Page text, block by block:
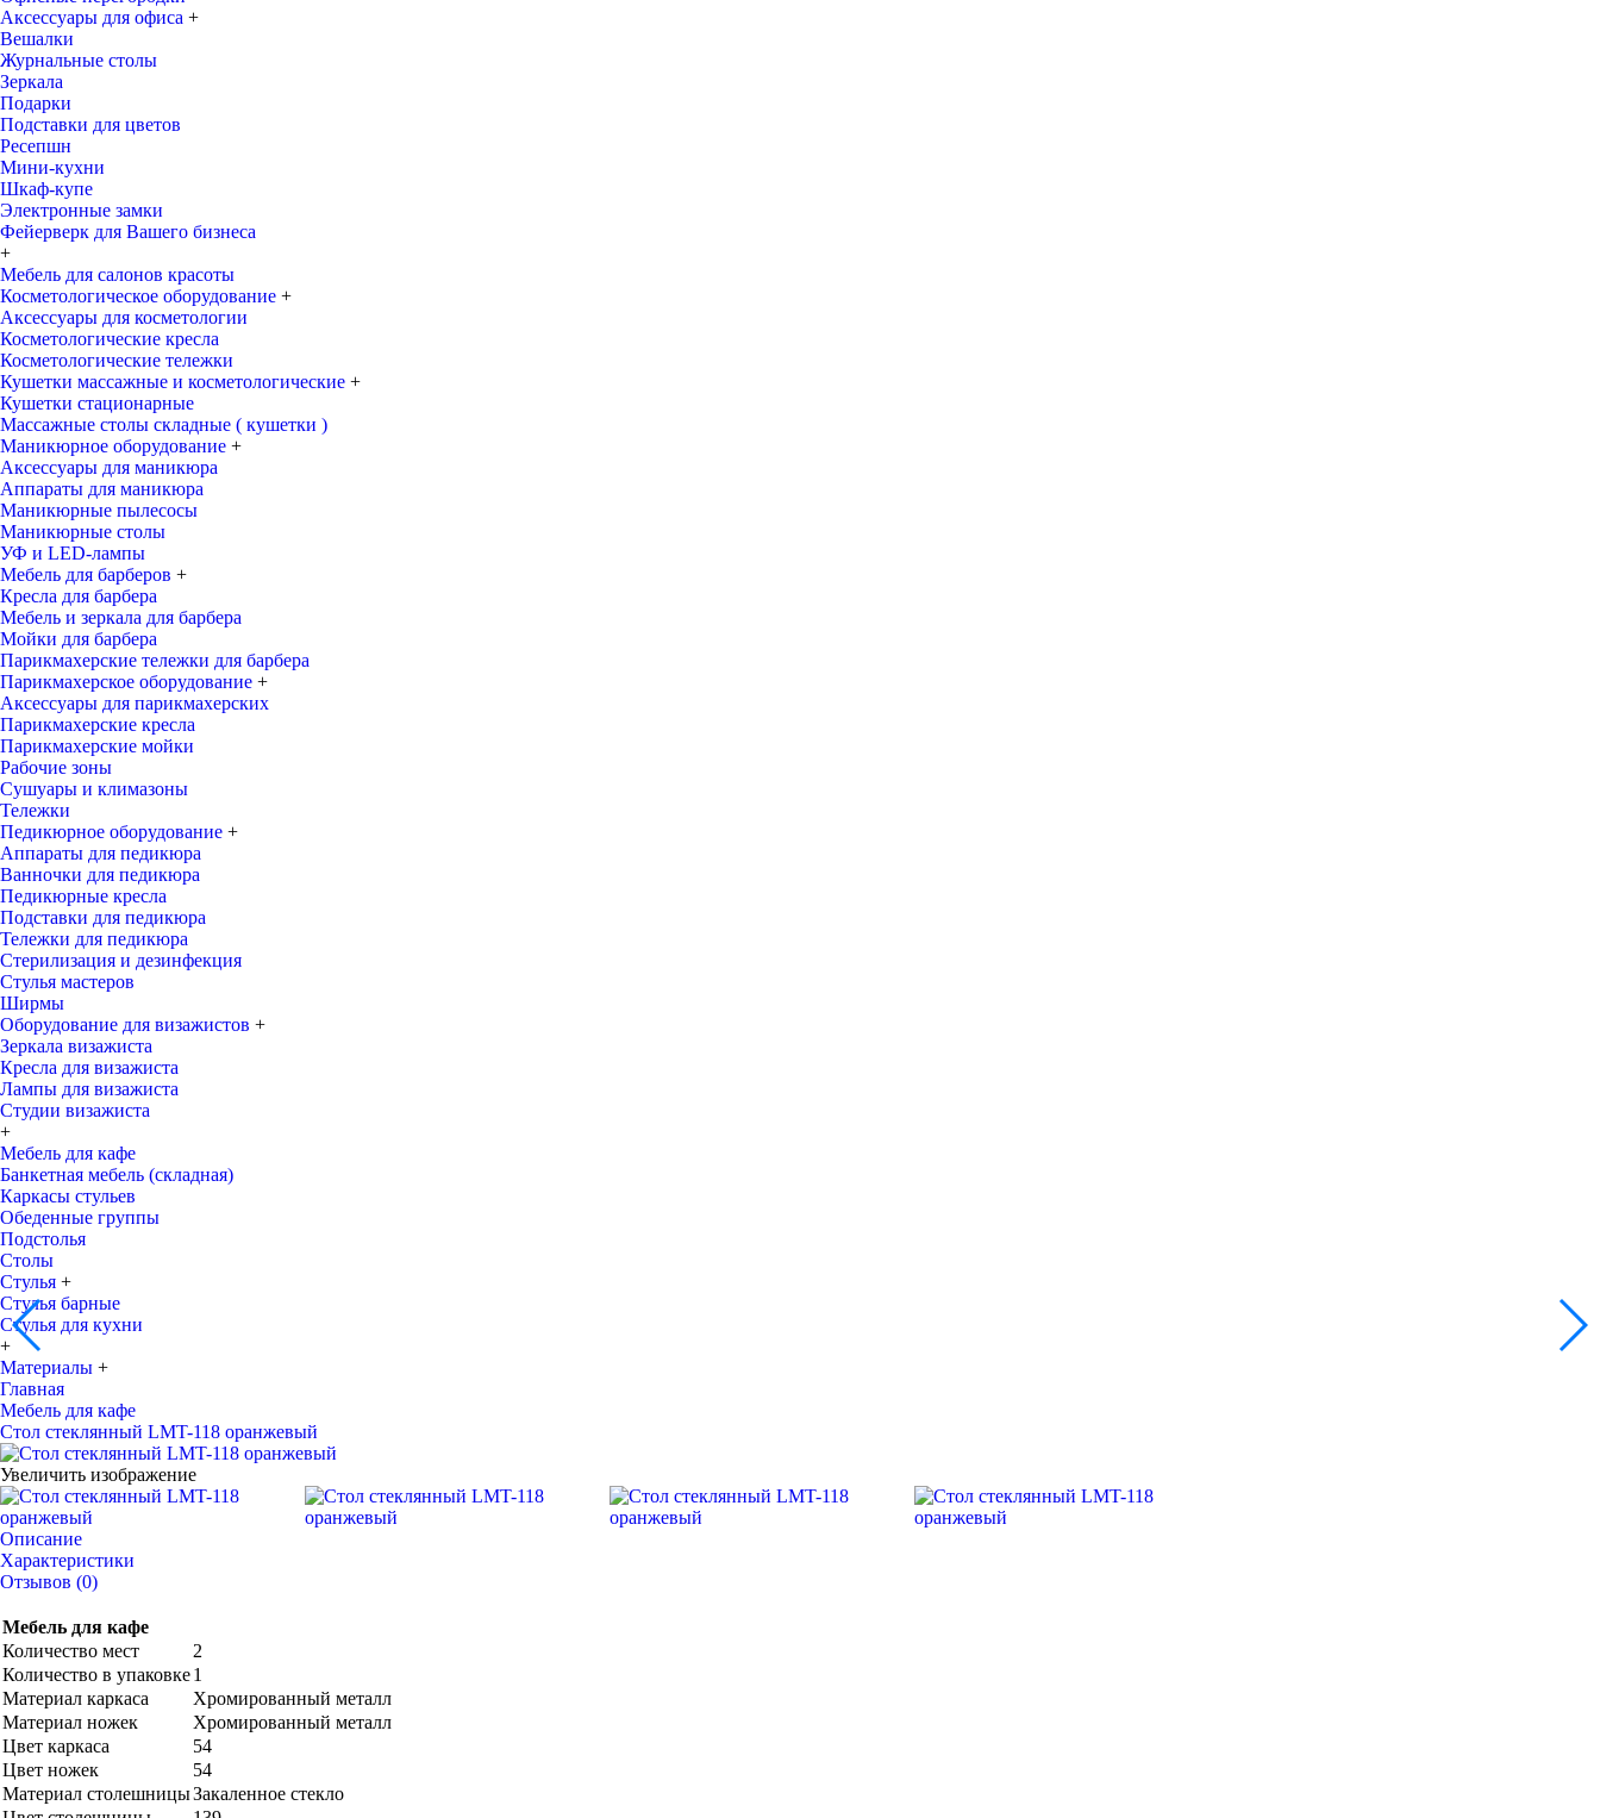
Аксессуары для офиса +
Вешалки
Журнальные столы
Зеркала
Подарки
Подставки для цветов
Ресепшн
Мини-кухни
Шкаф-купе
Электронные замки
Фейерверк для Вашего бизнеса
+
Мебель для салонов красоты
Косметологическое оборудование +
Аксессуары для косметологии
Косметологические кресла
Косметологические тележки
Кушетки массажные и косметологические +
Кушетки стационарные
Массажные столы складные ( кушетки )
Маникюрное оборудование +
Аксессуары для маникюра
Аппараты для маникюра
Маникюрные пылесосы
Маникюрные столы
УФ и LED-лампы
Мебель для барберов +
Кресла для барбера
Мебель и зеркала для барбера
Мойки для барбера
Парикмахерские тележки для барбера
Парикмахерское оборудование +
Аксессуары для парикмахерских
Парикмахерские кресла
Парикмахерские мойки
Рабочие зоны
Сушуары и климазоны
Тележки
Педикюрное оборудование +
Аппараты для педикюра
Ванночки для педикюра
Педикюрные кресла
Подставки для педикюра
Тележки для педикюра
Стерилизация и дезинфекция
Стулья мастеров
Ширмы
Оборудование для визажистов +
Зеркала визажиста
Кресла для визажиста
Лампы для визажиста
Студии визажиста
+
Мебель для кафе
Банкетная мебель (складная)
Каркасы стульев
Обеденные группы
Подстолья
Столы
Стулья +
Стулья барные
Стулья для кухни
+
Материалы +
Главная
Мебель для кафе
Стол стеклянный LMT-118 оранжевый
Увеличить изображение
Описание
Характеристики
Отзывов (0)
Мебель для кафе
Количество мест
2
Количество в упаковке1
Материал каркаса
Хромированный металл
Материал ножек
Хромированный металл
Цвет каркаса
54
Цвет ножек
54
Материал столешницыЗакаленное стекло